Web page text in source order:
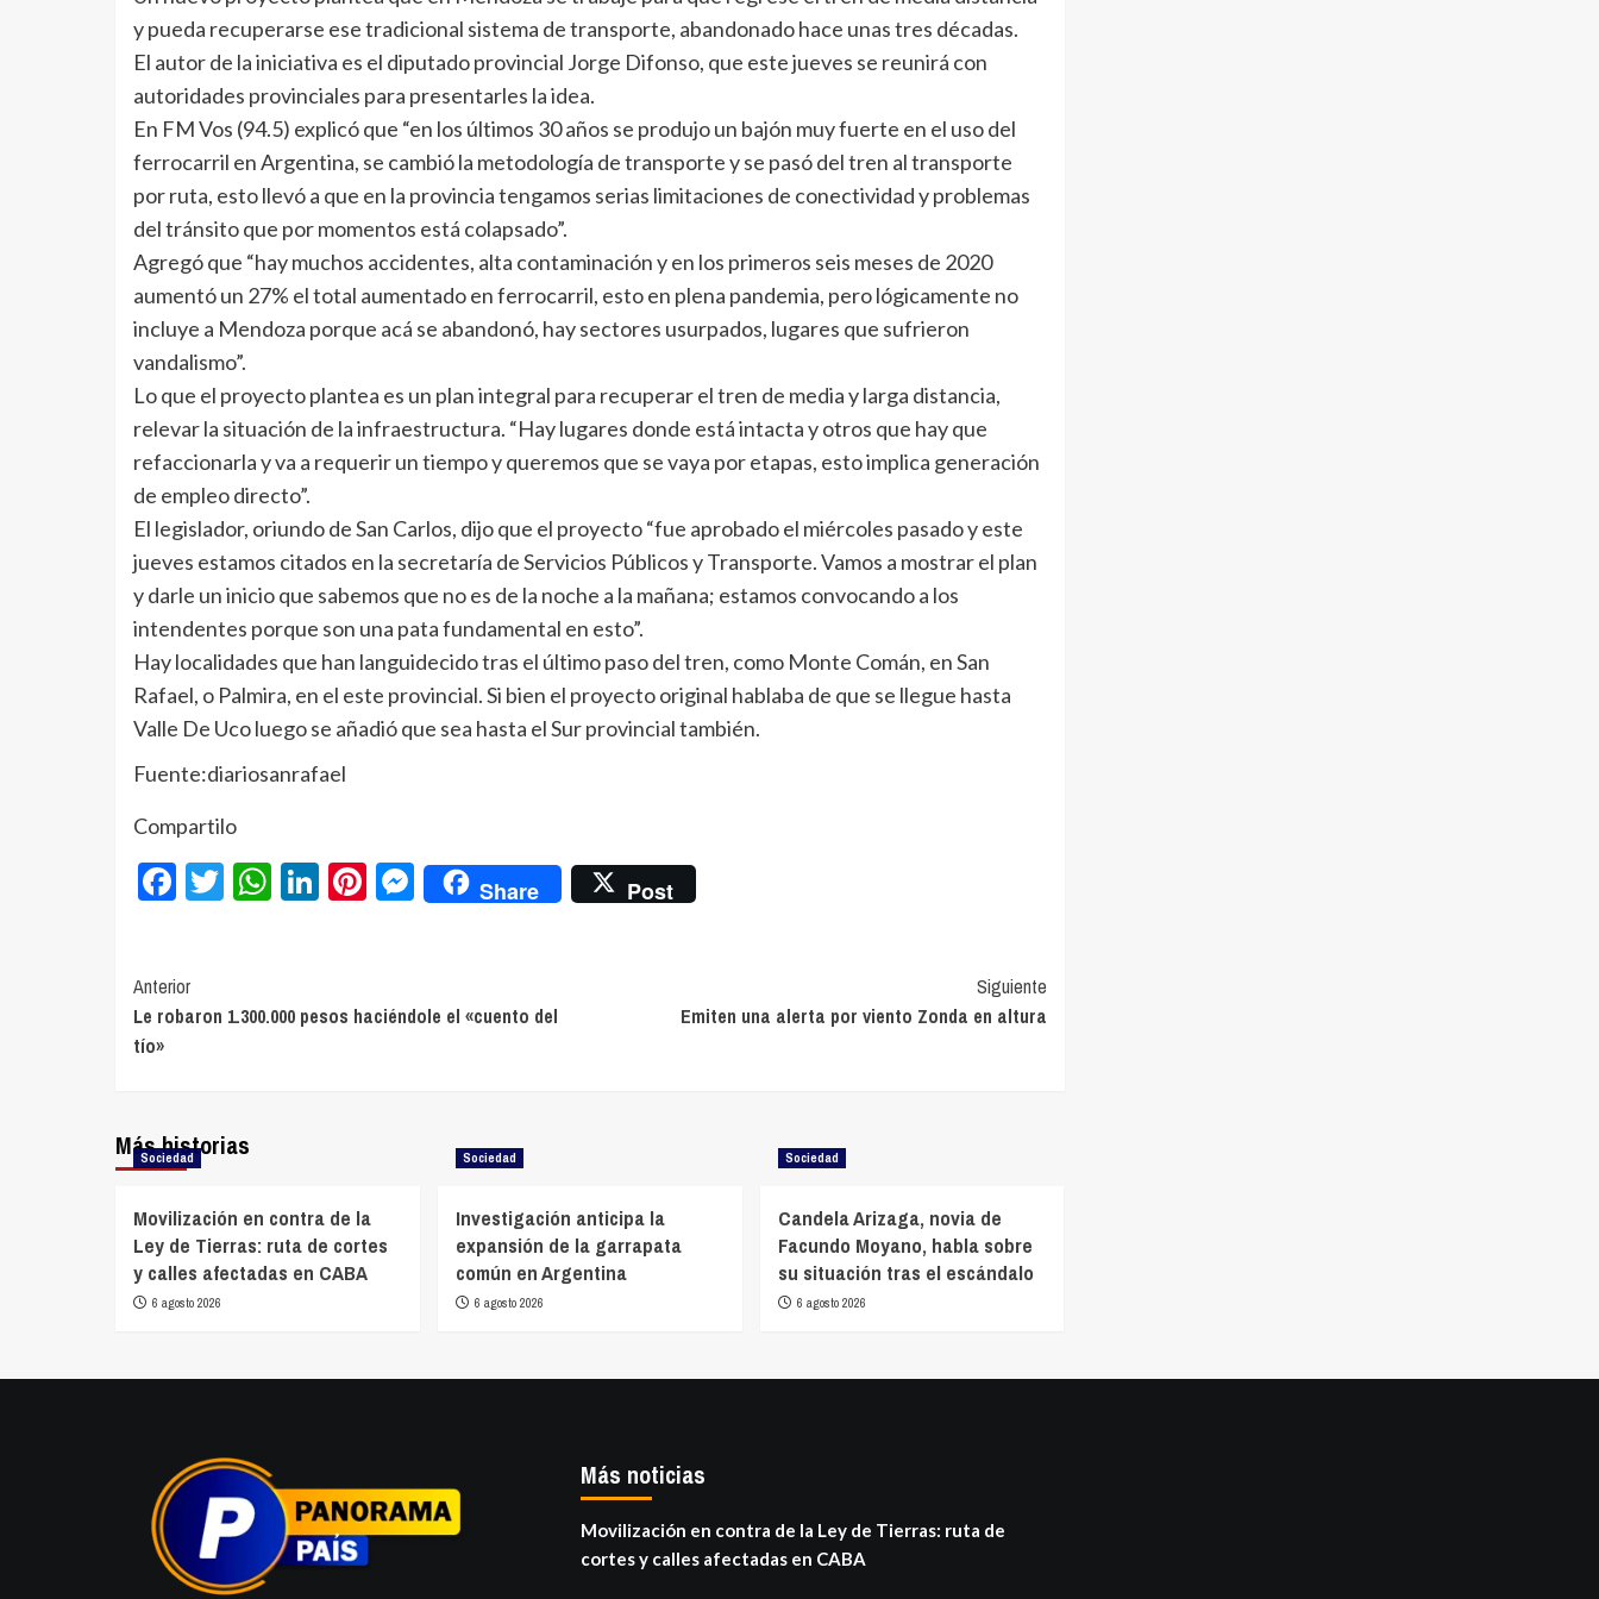
y pueda recuperarse ese tradicional sistema de transporte, abandonado hace unas tres décadas.
El autor de la iniciativa es el diputado provincial Jorge Difonso, que este jueves se reunirá con
autoridades provinciales para presentarles la idea.
En FM Vos (94.5) explicó que “en los últimos 30 años se produjo un bajón muy fuerte en el uso del
ferrocarril en Argentina, se cambió la metodología de transporte y se pasó del tren al transporte
por ruta, esto llevó a que en la provincia tengamos serias limitaciones de conectividad y problemas
del tránsito que por momentos está colapsado”.
Agregó que “hay muchos accidentes, alta contaminación y en los primeros seis meses de 2020
aumentó un 27% el total aumentado en ferrocarril, esto en plena pandemia, pero lógicamente no
incluye a Mendoza porque acá se abandonó, hay sectores usurpados, lugares que sufrieron
vandalismo”.
Lo que el proyecto plantea es un plan integral para recuperar el tren de media y larga distancia,
relevar la situación de la infraestructura. “Hay lugares donde está intacta y otros que hay que
refaccionarla y va a requerir un tiempo y queremos que se vaya por etapas, esto implica generación
de empleo directo”.
El legislador, oriundo de San Carlos, dijo que el proyecto “fue aprobado el miércoles pasado y este
jueves estamos citados en la secretaría de Servicios Públicos y Transporte. Vamos a mostrar el plan
y darle un inicio que sabemos que no es de la noche a la mañana; estamos convocando a los
intendentes porque son una pata fundamental en esto”.
Hay localidades que han languidecido tras el último paso del tren, como Monte Comán, en San
Rafael, o Palmira, en el este provincial. Si bien el proyecto original hablaba de que se llegue hasta
Valle De Uco luego se añadió que sea hasta el Sur provincial también.
Fuente:diariosanrafael
Compartilo
Facebook
Twitter
WhatsApp
LinkedIn
Pinterest
Messenger
Share Post
Navegación
de
entradas
Anterior
Le robaron 1.300.000 pesos haciéndole el «cuento del
tío»
Siguiente
Emiten una alerta por viento Zonda en altura
Más historias
Sociedad
Movilización en contra de la
Ley de Tierras: ruta de cortes
y calles afectadas en CABA
6 agosto 2026
Sociedad
Investigación anticipa la
expansión de la garrapata
común en Argentina
6 agosto 2026
Sociedad
Candela Arizaga, novia de
Facundo Moyano, habla sobre
su situación tras el escándalo
6 agosto 2026
Más noticias
Movilización en contra de la Ley de Tierras: ruta de
cortes y calles afectadas en CABA